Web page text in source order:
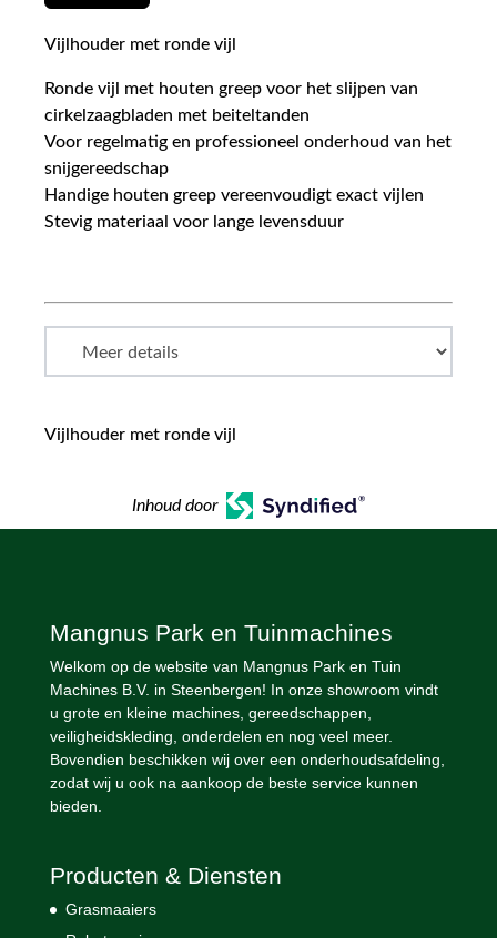
Vijlhouder met ronde vijl
Ronde vijl met houten greep voor het slijpen van
cirkelzaagbladen met beiteltanden
Voor regelmatig en professioneel onderhoud van het
snijgereedschap
Handige houten greep vereenvoudigt exact vijlen
Stevig materiaal voor lange levensduur
Vijlhouder met ronde vijl
Inhoud door
Mangnus Park en Tuinmachines
Welkom op de website van Mangnus Park en Tuin
Machines B.V. in Steenbergen! In onze showroom vindt
u grote en kleine machines, gereedschappen,
veiligheidskleding, onderdelen en nog veel meer.
Bovendien beschikken wij over een onderhoudsafdeling,
zodat wij u ook na aankoop de beste service kunnen
bieden.
Producten & Diensten
Grasmaaiers